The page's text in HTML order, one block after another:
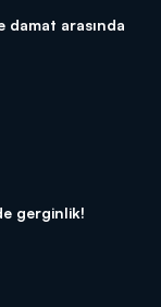
damat arasında
gerginlik!